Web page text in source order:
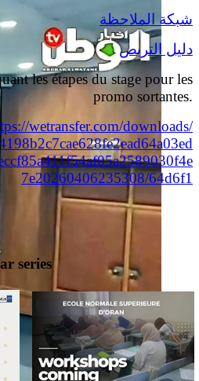
شبكة الملاحظة
دليل التربص
les étapes du stage pour les
promo sortantes.
wetransfer.com/downloads/
7e20260406235308/64d6f1
series